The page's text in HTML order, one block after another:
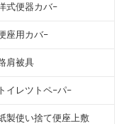
式便器カバ−
座用カバ−
肩被具
トイレツトペ−パ−
製使い捨て便座上敷